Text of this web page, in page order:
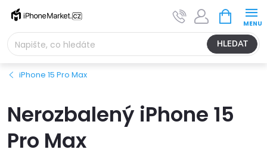
Přejít
obsah
HLEDAT
NÁKUPNÍ
KOŠÍK
iPhone 15 Pro Max
Nerozbalený iPhone 15
Pro Max